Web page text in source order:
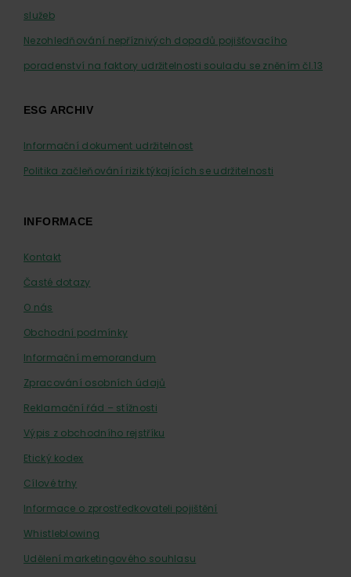
služeb
Nezohledňování nepříznivých dopadů pojišťovacího
poradenství na faktory udržitelnosti souladu se zněním čl.13
ESG ARCHIV
Informační dokument udržitelnost
Politika začleňování rizik týkajících se udržitelnosti
INFORMACE
Kontakt
Časté dotazy
O nás
Obchodní podmínky
Informační memorandum
Zpracování osobních údajů
Reklamační řád – stížnosti
Výpis z obchodního rejstříku
Etický kodex
Cílové trhy
Informace o zprostředkovateli pojištění
Whistleblowing
Udělení marketingového souhlasu